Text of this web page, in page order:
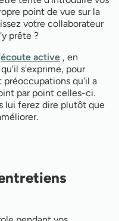
point de vue sur la
votre collaborateur
prête ?
écoute active , en
s'exprime, pour
qu'il a
par point celles-ci.
lui ferez dire plutôt que